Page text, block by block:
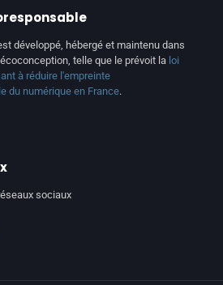
développé, hébergé et maintenu dans
telle que le prévoit la loi
à réduire l'empreinte
du numérique en France.
sociaux